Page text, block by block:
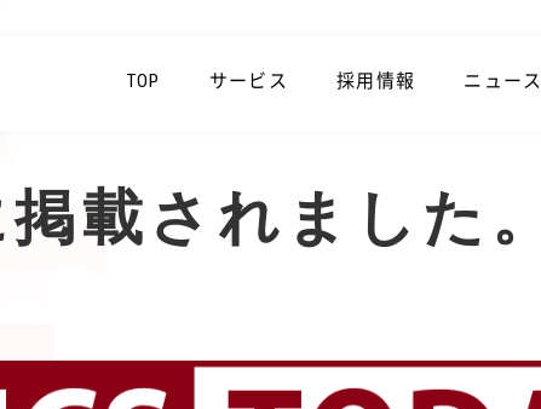
TOP サービス 採用情報 ニュース
載されました。